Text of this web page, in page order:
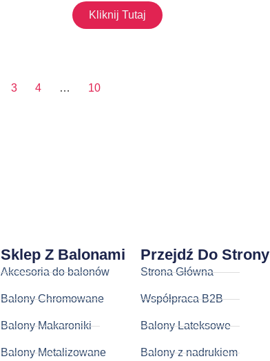
Kliknij Tutaj
3 4 … 10
Sklep Z Balonami
Akcesoria do balonów
Balony Chromowane
Balony Makaroniki
Balony Metalizowane
Przejdź Do Strony
Strona Główna
Współpraca B2B
Balony Lateksowe
Balony z nadrukiem